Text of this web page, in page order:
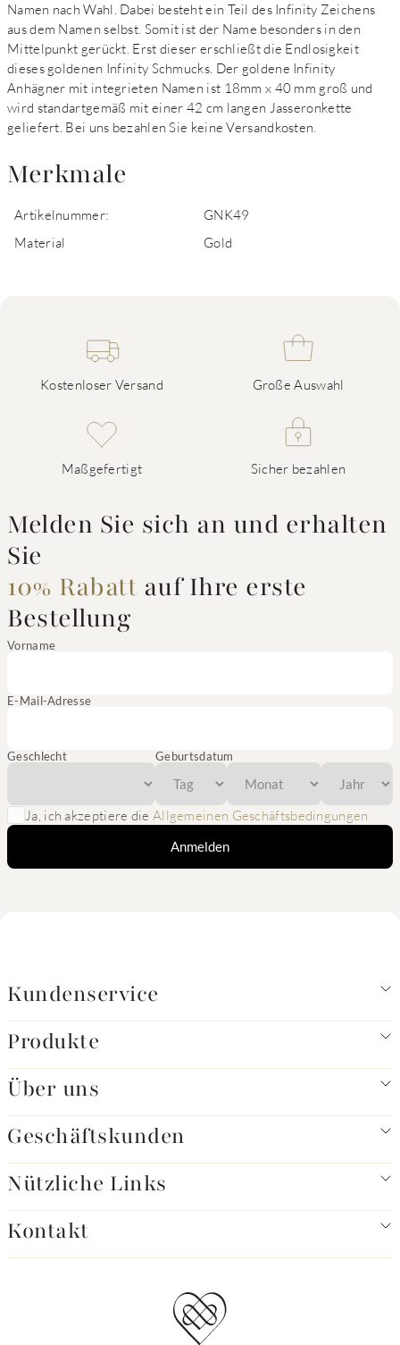
Namen nach Wahl. Dabei besteht ein Teil des Infinity Zeichens
aus dem Namen selbst. Somit ist der Name besonders in den
Mittelpunkt gerückt. Erst dieser erschließt die Endlosigkeit
dieses goldenen Infinity Schmucks. Der goldene Infinity
Anhägner mit integrieten Namen ist 18mm x 40 mm groß und
wird standartgemäß mit einer 42 cm langen Jasseronkette
geliefert. Bei uns bezahlen Sie keine Versandkosten.
Merkmale
Artikelnummer:
GNK49
Material
Gold
Kostenloser Versand Große Auswahl
Maßgefertigt Sicher bezahlen
Melden Sie sich an und erhalten
Sie
10% Rabatt auf Ihre erste
Bestellung
Vorname
E-Mail-Adresse
Geschlecht Geburtsdatum
Ja, ich akzeptiere die Allgemeinen Geschäftsbedingungen
Anmelden
Kundenservice
Produkte
Über uns
Geschäftskunden
Nützliche Links
Kontakt